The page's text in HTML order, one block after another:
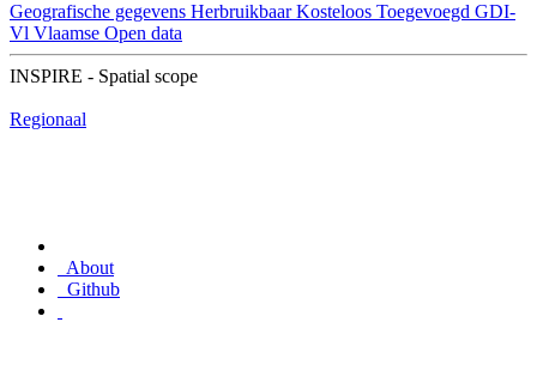
Geografische gegevens Herbruikbaar Kosteloos Toegevoegd GDI-
Vl Vlaamse Open data
INSPIRE - Spatial scope
Regionaal
About
Github